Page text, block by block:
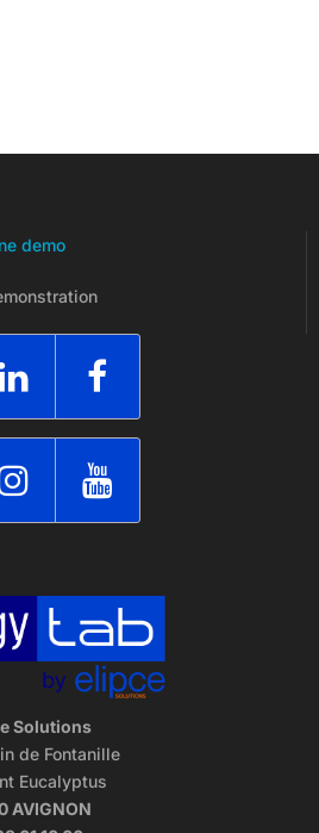
demo
Solutions
de Fontanille
Eucalyptus
AVIGNON